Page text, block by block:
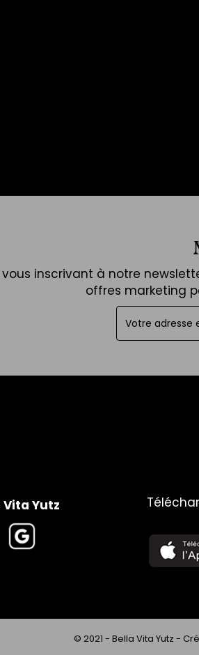
vous inscrivant à notre
offres marketing
Vita Yutz
© 2021 - Bella Vita Yutz -